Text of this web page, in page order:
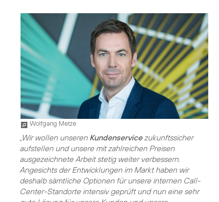
Wolfgang Metze
„Wir wollen unseren Kundenservicezukunftssicher
aufstellen und unsere mit zahlreichen Preisen
ausgezeichnete Arbeit stetig weiter verbessern.
Angesichts der Entwicklungen im Markt haben wir
deshalb sämtliche Optionen für unsere internen Call-
Center-Standorte intensiv geprüft und nun eine sehr